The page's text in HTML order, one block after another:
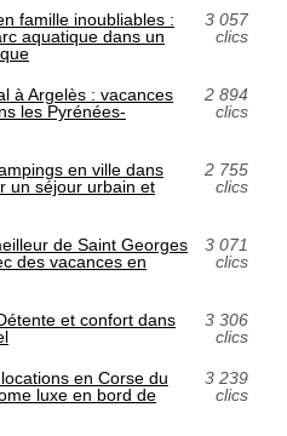
famille inoubliables :
aquatique dans un
3 057
clics
à Argelès : vacances
les Pyrénées-
2 894
clics
en ville dans
un séjour urbain et
2 755
clics
de Saint Georges
des vacances en
3 071
clics
et confort dans
3 306
clics
en Corse du
luxe en bord de
3 239
clics